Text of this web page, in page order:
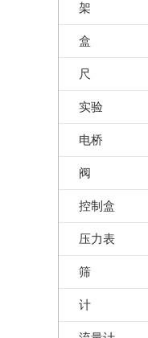
架
盒
尺
实验
电桥
阀
控制盒
压力表
筛
计